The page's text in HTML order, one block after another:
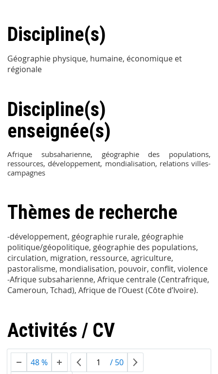
Discipline(s)
Géographie physique, humaine, économique et
régionale
Discipline(s)
enseignée(s)
Afrique subsaharienne, géographie des populations,
ressources, développement, mondialisation, relations villes-
campagnes
Thèmes de recherche
-développement, géographie rurale, géographie
politique/géopolitique, géographie des populations,
circulation, migration, ressource, agriculture,
pastoralisme, mondialisation, pouvoir, conflit, violence
-Afrique subsaharienne, Afrique centrale (Centrafrique,
Cameroun, Tchad), Afrique de l’Ouest (Côte d’Ivoire).
Activités / CV
48 % / 50